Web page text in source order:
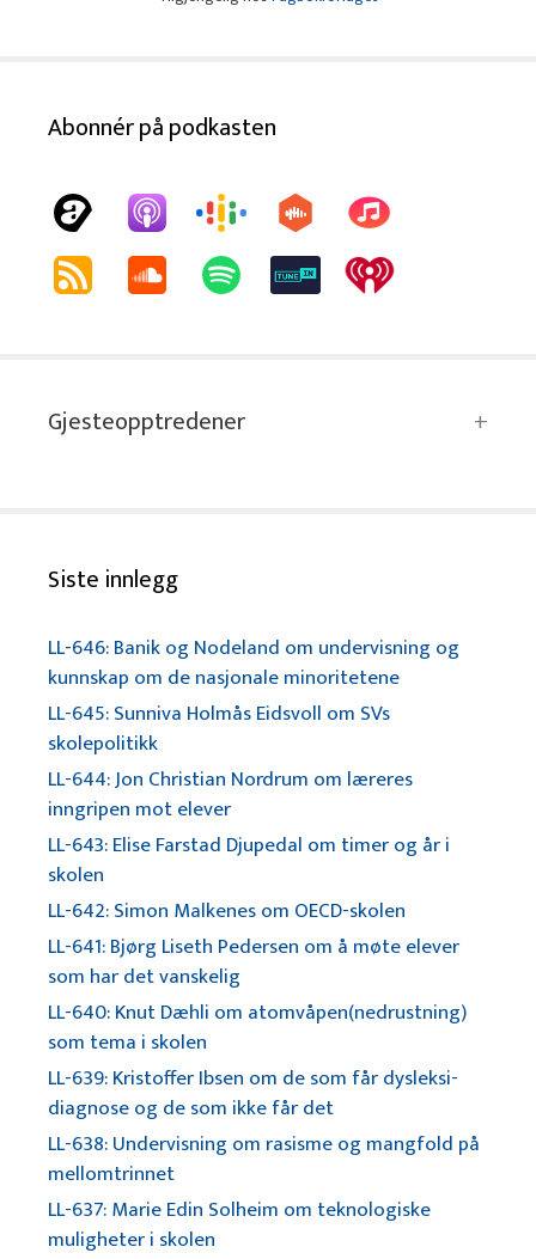
Abonnér på podkasten
Gjesteopptredener
Siste innlegg
LL-646: Banik og Nodeland om undervisning og
kunnskap om de nasjonale minoritetene
LL-645: Sunniva Holmås Eidsvoll om SVs
skolepolitikk
LL-644: Jon Christian Nordrum om læreres
inngripen mot elever
LL-643: Elise Farstad Djupedal om timer og år i
skolen
LL-642: Simon Malkenes om OECD-skolen
LL-641: Bjørg Liseth Pedersen om å møte elever
som har det vanskelig
LL-640: Knut Dæhli om atomvåpen(nedrustning)
som tema i skolen
LL-639: Kristoffer Ibsen om de som får dysleksi-
diagnose og de som ikke får det
LL-638: Undervisning om rasisme og mangfold på
mellomtrinnet
LL-637: Marie Edin Solheim om teknologiske
muligheter i skolen